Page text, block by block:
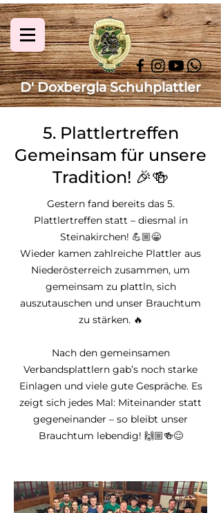
D' Doxbergla Schuhplattler
5. Plattlertreffen
Gemeinsam für unsere
Tradition! 🎉🍻
Gestern fand bereits das 5.
Plattlertreffen statt – diesmal in
Steinakirchen! 💪🏼😁
Wieder kamen zahlreiche Plattler aus
Niederösterreich zusammen, um
gemeinsam zu plattln, sich
auszutauschen und unser Brauchtum
zu stärken. 🔥
Nach den gemeinsamen
Verbandsplattlern gab’s noch starke
Einlagen und viele gute Gespräche. Es
zeigt sich jedes Mal: Miteinander statt
gegeneinander – so bleibt unser
Brauchtum lebendig! 🙌🏼🍻😊